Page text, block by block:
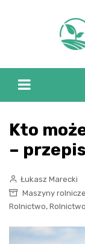
Kto
–
Łukasz Marecki
Maszyny rolnicze
Rolnictwo,